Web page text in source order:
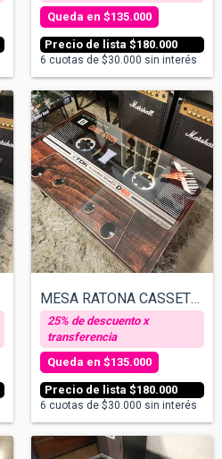
$180.000
$135.000
6 cuotas de $30.000 sin interés
MESA RATONA CASSETTE TIPO MADERA CHARLY...
$180.000
$135.000
6 cuotas de $30.000 sin interés